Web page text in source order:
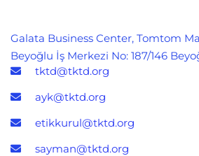
Galata Business Center, Tomtom
Beyoğlu İş Merkezi No: 187/146
tktd@tktd.org
ayk@tktd.org
etikkurul@tktd.org
sayman@tktd.org